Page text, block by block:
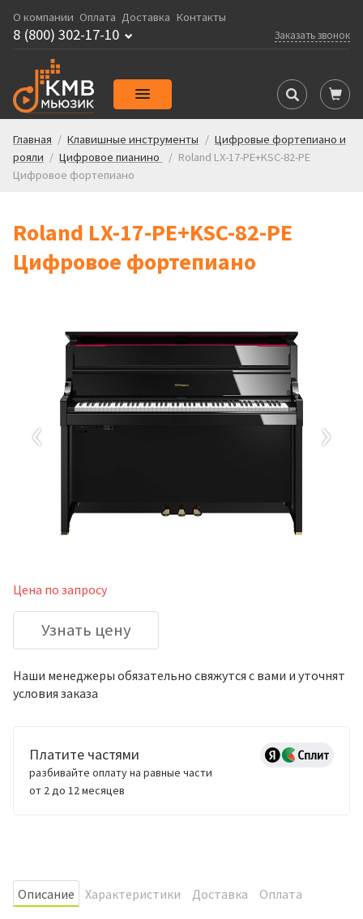
О компании Оплата Доставка Контакты
Заказать звонок
8 (800) 302-17-10
Главная / Клавишные инструменты / Цифровые фортепиано и
рояли / Цифровое пианино / Roland LX-17-PE+KSC-82-PE
Цифровое фортепиано
Roland LX-17-PE+KSC-82-PE
Цифровое фортепиано
‹ ›
Цена по запросу
Узнать цену
Наши менеджеры обязательно свяжутся с вами и уточнят
условия заказа
Платите частями
разбивайте оплату на равные части
от 2 до 12 месяцев
Oписание Характеристики Доставка Оплата